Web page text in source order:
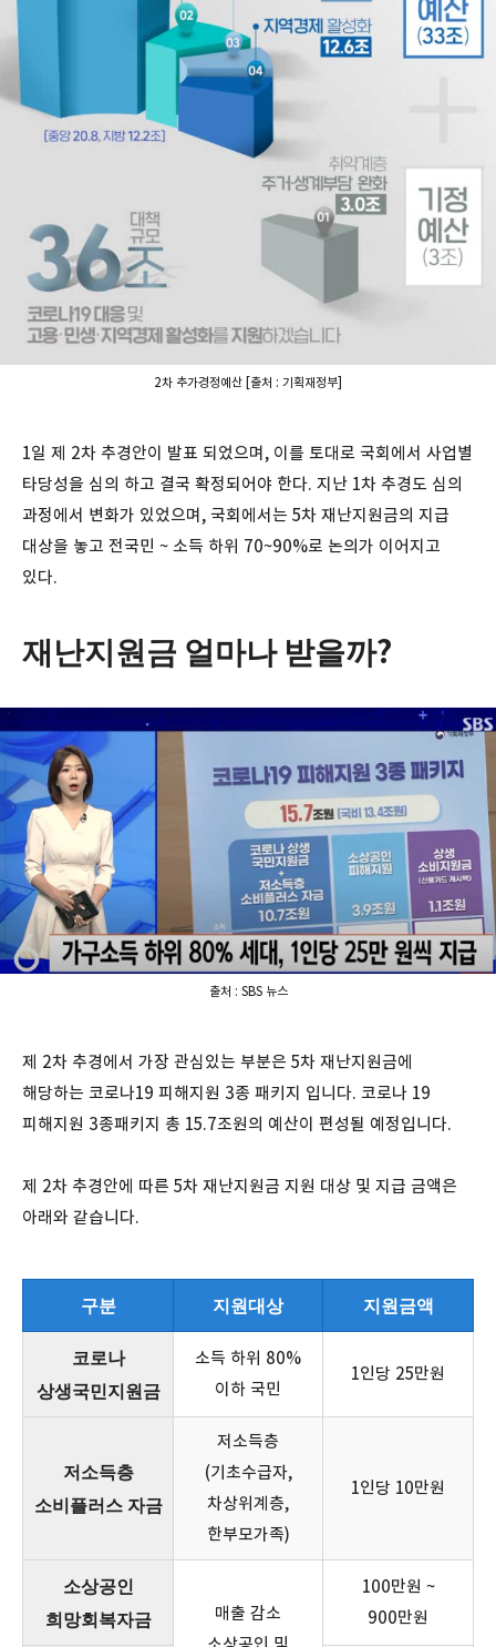
2차 추가경정예산 [출처 : 기획재정부]
1일 제 2차 추경안이 발표 되었으며, 이를 토대로 국회에서 사업별
타당성을 심의 하고 결국 확정되어야 한다. 지난 1차 추경도 심의
과정에서 변화가 있었으며, 국회에서는 5차 재난지원금의 지급
대상을 놓고 전국민 ~ 소득 하위 70~90%로 논의가 이어지고
있다.
재난지원금 얼마나 받을까?
출처 : SBS 뉴스
제 2차 추경에서 가장 관심있는 부분은 5차 재난지원금에
해당하는 코로나19 피해지원 3종 패키지 입니다. 코로나 19
피해지원 3종패키지 총 15.7조원의 예산이 편성될 예정입니다.
제 2차 추경안에 따른 5차 재난지원금 지원 대상 및 지급 금액은
아래와 같습니다.
구분 지원대상
지원금액
코로나
상생국민지원금
소득 하위 80%
이하 국민
1인당 25만원
저소득층
소비플러스 자금
저소득층
(기초수급자,
차상위계층,
한부모가족)
1인당 10만원
소상공인
희망회복자금
매출 감소
100만원 ~
900만원